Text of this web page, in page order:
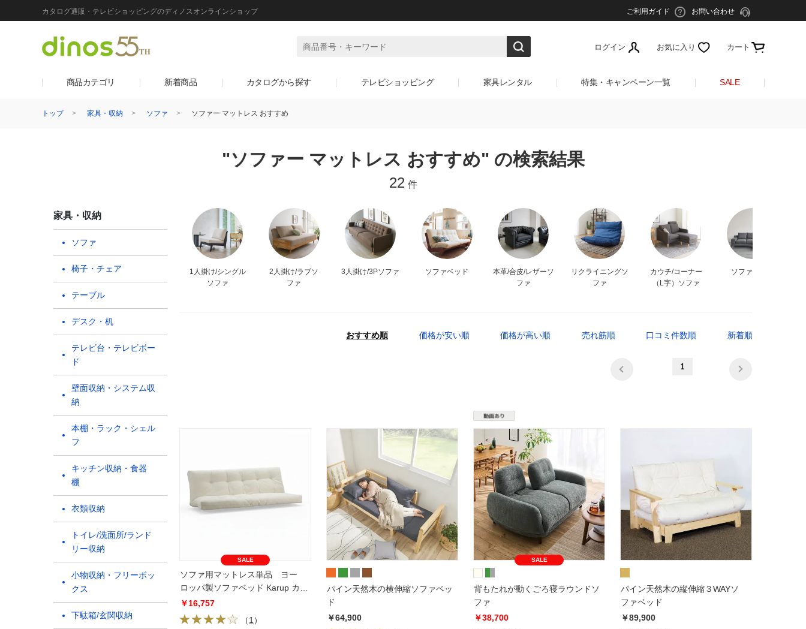
カタログ通販・テレビショッピングのディノスオンラインショップ ご利用ガイド お問い合わせ
ログイン お気に入り カート
商品カテゴリ 新着商品 カタログから探す テレビショッピング 家具レンタル 特集・キャンペーン一覧 SALE
トップ 家具・収納 ソファ ソファー マットレス おすすめ
"ソファー マットレス おすすめ" の検索結果
22 件
家具・収納
ソファ
椅子・チェア
テーブル
デスク・机
テレビ台・テレビボー
ド
壁面収納・システム収
納
本棚・ラック・シェル
フ
キッチン収納・食器
棚
衣類収納
トイレ/洗面所/ランド
リー収納
小物収納・フリーボッ
クス
下駄箱/玄関収納
1人掛け/シングル
ソファ
2人掛け/ラブソ
ファ
3人掛け/3Pソファ ソファベッド
本革/合皮/レザーソ
ファ
リクライニングソ
ファ
カウチ/コーナー
（L字）ソファ
ソファセット
おすすめ順 価格が安い順 価格が高い順 売れ筋順 口コミ件数順 新着順
1
SALE
ソファ用マットレス単品 ヨー
ロッパ製ソファベッド Karup カー
ラップ
￥16,757
（1 ）
パイン天然木の横伸縮ソファベッ
ド
￥64,900
SALE
背もたれが動くごろ寝ラウンドソ
ファ
￥38,700
パイン天然木の縦伸縮３WAYソ
ファベッド
￥89,900